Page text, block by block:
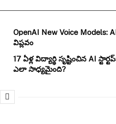
OpenAI New Voice Models:
విప్లవం
17 ఏళ్ల విద్యార్థి సృష్టించిన AI
ఎలా సాధ్యమైంది?